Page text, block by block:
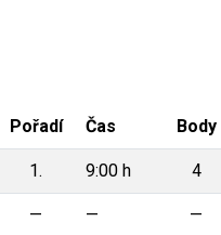
Pořadí Čas Body
1. 9:00 h 4
— — —